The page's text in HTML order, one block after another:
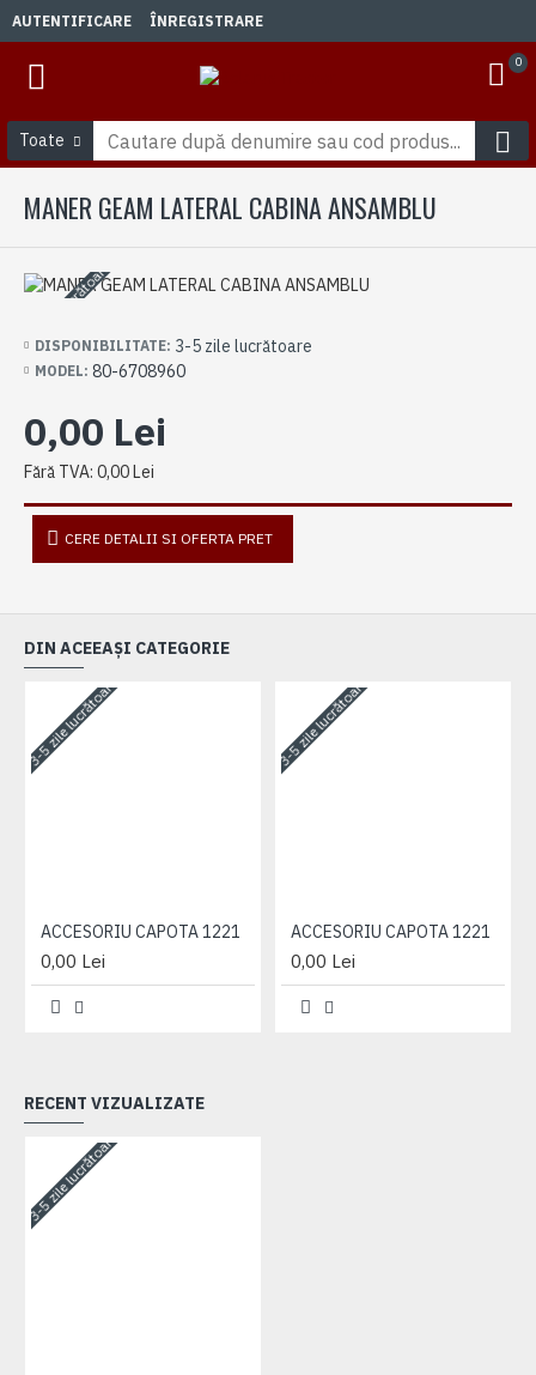
AUTENTIFICARE ÎNREGISTRARE
0
Toate
MANER GEAM LATERAL CABINA ANSAMBLU
3-5 zile lucrătoare
DISPONIBILITATE: 3-5 zile lucrătoare
MODEL: 80-6708960
0,00 Lei
Fără TVA: 0,00 Lei
CERE DETALII SI OFERTA PRET
DIN ACEEAȘI CATEGORIE
3-5 zile lucrătoare
ACCESORIU CAPOTA 1221
0,00 Lei
3-5 zile lucrătoare
ACCESORIU CAPOTA 1221
0,00 Lei
RECENT VIZUALIZATE
3-5 zile lucrătoare